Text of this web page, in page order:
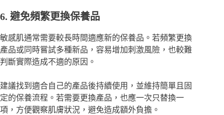
6. 避免頻繁更換保養品
敏感肌通常需要較長時間適應新的保養品。若頻繁更換
產品或同時嘗試多種新品，容易增加刺激風險，也較難
判斷實際造成不適的原因。
建議找到適合自己的產品後持續使用，並維持簡單且固
定的保養流程。若需要更換產品，也應一次只替換一
項，方便觀察肌膚狀況，避免造成額外負擔。